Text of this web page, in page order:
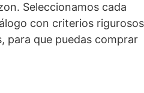
Seleccionamos cada
con criterios rigurosos
para que puedas comprar